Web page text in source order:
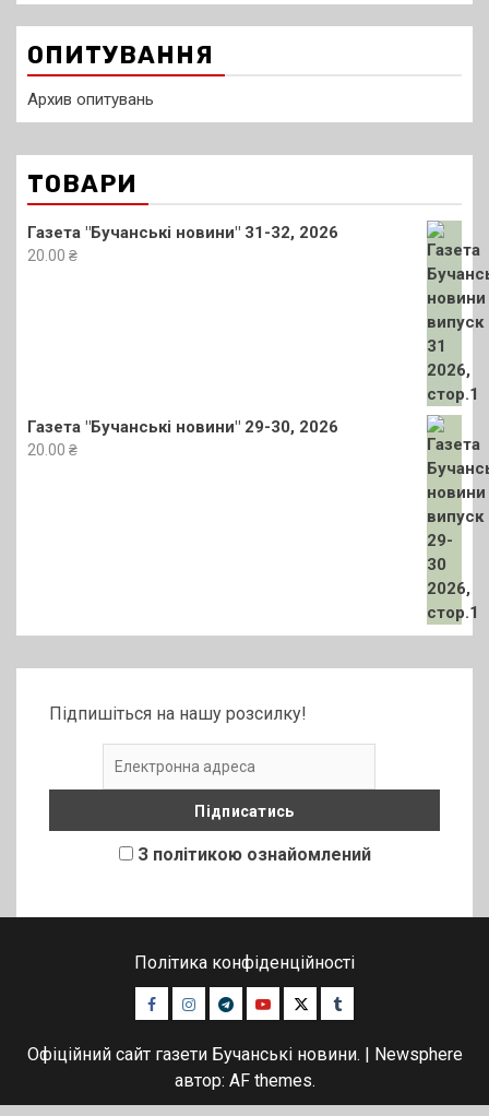
ОПИТУВАННЯ
Архив опитувань
ТОВАРИ
Газета "Бучанські новини" 31-32, 2026
20.00 ₴
Газета "Бучанські новини" 29-30, 2026
20.00 ₴
Підпишіться на нашу розсилку!
З політикою ознайомлений
Політика конфіденційності
Facebook
Instagram
TelegramYoutubeTwitterTumblr
Офіційний сайт газети Бучанські новини.
Newsphere
автор: AF themes.